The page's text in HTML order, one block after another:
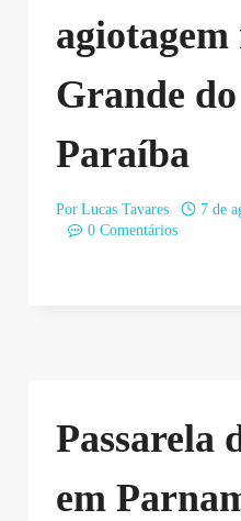
Grande
Paraíba
Por Lucas Tavares
7 de
0 Comentários
Passarela
em